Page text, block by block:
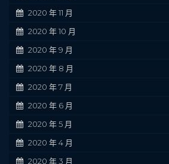
2020 年 11 月
2020 年 10 月
2020 年 9 月
2020 年 8 月
2020 年 7 月
2020 年 6 月
2020 年 5 月
2020 年 4 月
2020 年 3 月